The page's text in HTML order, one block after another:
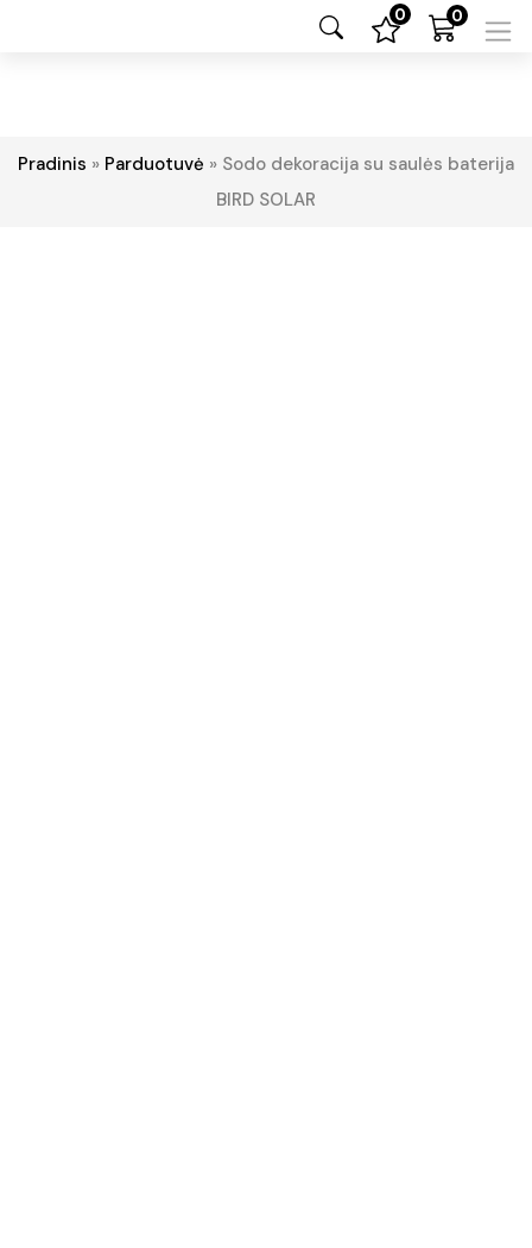
0 0
Pradinis » Parduotuvė » Sodo dekoracija su saulės baterija
BIRD SOLAR